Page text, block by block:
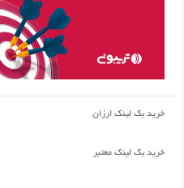
خرید بک لینک ارزان
خرید بک لینک معتبر